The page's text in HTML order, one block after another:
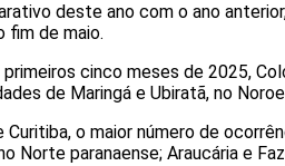
deste ano com o ano
fim de maio.
primeiros cinco meses de 2025,
de Maringá e Ubiratã, no
Curitiba, o maior número de
Norte paranaense; Araucária e